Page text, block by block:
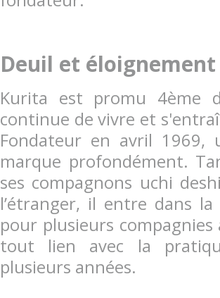
Deuil et
Kurita est promu 4ème
continue de vivre et
Fondateur en avril 1969,
marque profondément.
ses compagnons uchi
l’étranger, il entre dans
pour plusieurs
tout lien avec la
plusieurs années.